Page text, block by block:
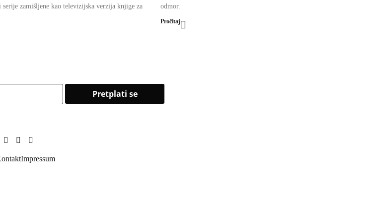
serije zamišljene kao televizijska verzija knjige za
odmor.
Pročitaj
Impressum